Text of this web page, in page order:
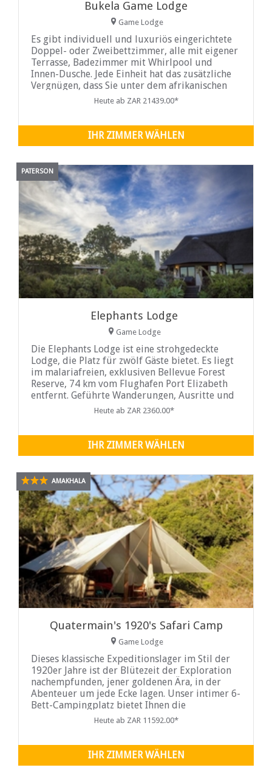
Bukela Game Lodge
Game Lodge
Es gibt individuell und luxuriös eingerichtete
Doppel- oder Zweibettzimmer, alle mit eigener
Terrasse, Badezimmer mit Whirlpool und
Innen-Dusche. Jede Einheit hat das zusätzliche
Vergnügen, dass Sie unter dem afrikanischen
Himmel im privaten Außenduschebereich
Heute ab ZAR 21439.00*
IHR ZIMMER WÄHLEN
PATERSON
Elephants Lodge
Game Lodge
Die Elephants Lodge ist eine strohgedeckte
Lodge, die Platz für zwölf Gäste bietet. Es liegt
im malariafreien, exklusiven Bellevue Forest
Reserve, 74 km vom Flughafen Port Elizabeth
entfernt. Geführte Wanderungen, Ausritte und
Pirschfahrten werden angeboten...
Heute ab ZAR 2360.00*
IHR ZIMMER WÄHLEN
AMAKHALA
Quatermain's 1920's Safari Camp
Game Lodge
Dieses klassische Expeditionslager im Stil der
1920er Jahre ist der Blütezeit der Exploration
nachempfunden, jener goldenen Ära, in der
Abenteuer um jede Ecke lagen. Unser intimer 6-
Bett-Campingplatz bietet Ihnen die
Möglichkeit, "Africa Under Canvas" zu erleben,
Heute ab ZAR 11592.00*
IHR ZIMMER WÄHLEN